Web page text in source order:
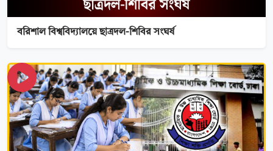
বরিশাল বিশ্ববিদ্যালয়ে ছাত্রদল-শিবির সংঘর্ষ